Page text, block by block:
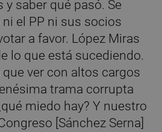
saber qué pasó. Se
el PP ni sus socios
a favor. López Miras
lo que está sucediendo.
ver con altos cargos
trama corrupta
miedo hay? Y nuestro
[Sánchez Serna]